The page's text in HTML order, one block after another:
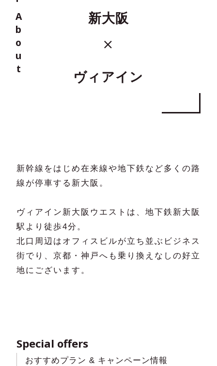
About 新大阪
ヴィアイン
新幹線をはじめ在来線や地下鉄など多くの路
線が停車する新大阪。
ヴィアイン新大阪ウエストは、地下鉄新大阪
駅より徒歩4分。
北口周辺はオフィスビルが立ち並ぶビジネス
街でり、京都・神戸へも乗り換えなしの好立
地にございます。
Special offers
おすすめプラン & キャンペーン情報